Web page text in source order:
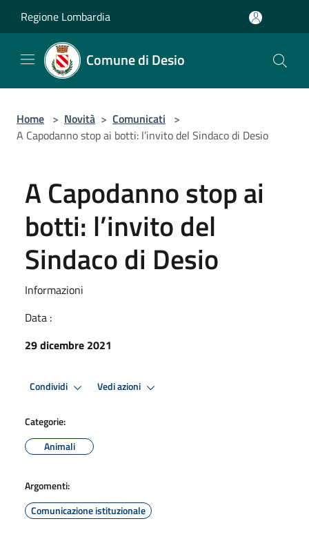
Regione Lombardia
Comune di Desio
Home > Novità > Comunicati >
A Capodanno stop ai botti: l’invito del Sindaco di Desio
A Capodanno stop ai
botti: l’invito del
Sindaco di Desio
Informazioni
Data :
29 dicembre 2021
Condividi Vedi azioni
Categorie:
Animali
Argomenti:
Comunicazione istituzionale